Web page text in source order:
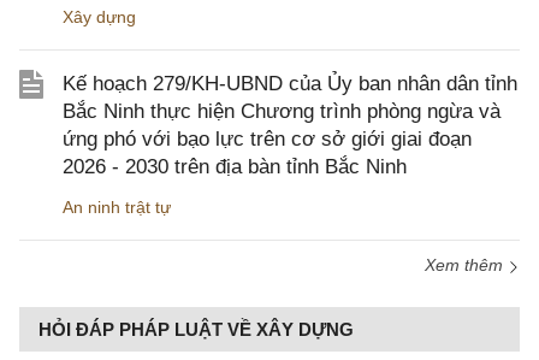
Xây dựng
Kế hoạch 279/KH-UBND của Ủy ban nhân dân tỉnh
Bắc Ninh thực hiện Chương trình phòng ngừa và
ứng phó với bạo lực trên cơ sở giới giai đoạn
2026 - 2030 trên địa bàn tỉnh Bắc Ninh
An ninh trật tự
Xem thêm
HỎI ĐÁP PHÁP LUẬT VỀ XÂY DỰNG